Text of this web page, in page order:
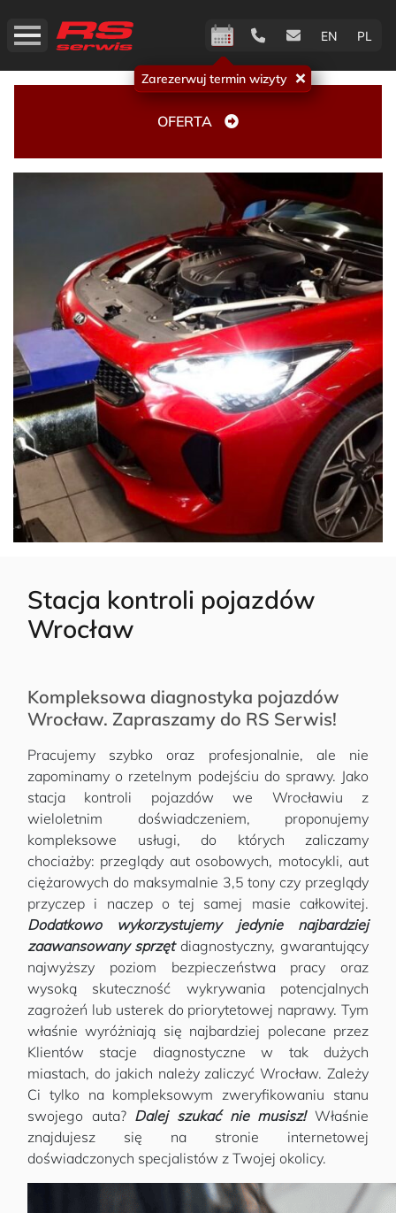
Zarezerwuj termin wizyty
EN PL
OFERTA
Stacja kontroli pojazdów
Wrocław
Kompleksowa diagnostyka pojazdów
Wrocław. Zapraszamy do RS Serwis!
Pracujemy szybko oraz profesjonalnie, ale nie
zapominamy o rzetelnym podejściu do sprawy. Jako
stacja kontroli pojazdów we Wrocławiu z
wieloletnim doświadczeniem, proponujemy
kompleksowe usługi, do których zaliczamy
chociażby: przeglądy aut osobowych, motocykli, aut
ciężarowych do maksymalnie 3,5 tony czy przeglądy
przyczep i naczep o tej samej masie całkowitej.
Dodatkowo wykorzystujemy jedynie najbardziej
zaawansowany sprzętdiagnostyczny, gwarantujący
najwyższy poziom bezpieczeństwa pracy oraz
wysoką skuteczność wykrywania potencjalnych
zagrożeń lub usterek do priorytetowej naprawy. Tym
właśnie wyróżniają się najbardziej polecane przez
Klientów stacje diagnostyczne w tak dużych
miastach, do jakich należy zaliczyć Wrocław. Zależy
Ci tylko na kompleksowym zweryfikowaniu stanu
swojego auta? Dalej szukać nie musisz!Właśnie
znajdujesz się na stronie internetowej
doświadczonych specjalistów z Twojej okolicy.